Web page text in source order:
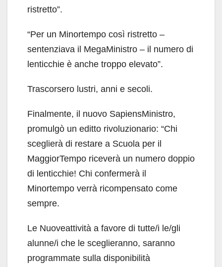
ristretto”.
“Per un Minortempo così ristretto –
sentenziava il MegaMinistro – il numero di
lenticchie è anche troppo elevato”.
Trascorsero lustri, anni e secoli.
Finalmente, il nuovo SapiensMinistro,
promulgò un editto rivoluzionario: “Chi
sceglierà di restare a Scuola per il
MaggiorTempo riceverà un numero doppio
di lenticchie! Chi confermerà il
Minortempo verrà ricompensato come
sempre.
Le Nuoveattività a favore di tutte/i le/gli
alunne/i che le sceglieranno, saranno
programmate sulla disponibilità